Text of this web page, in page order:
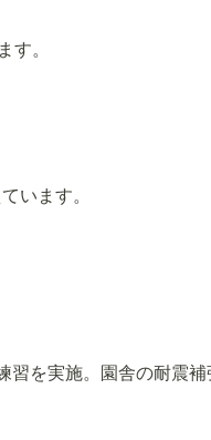
す。
います。
習を実施。園舎の耐震